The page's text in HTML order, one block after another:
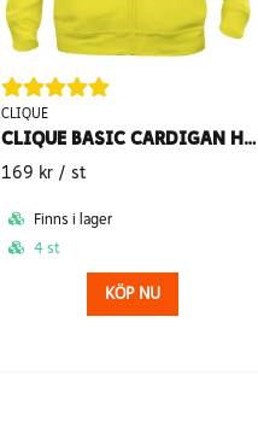
CLIQUE
CLIQUE BASIC CARDIGAN HERR
169 kr / st
Finns i lager
4 st
KÖP NU